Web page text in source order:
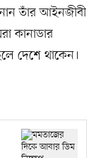
তাঁর আইনজীবী
কানাডার
দেশে থাকেন।